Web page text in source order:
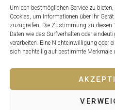
Um den bestmöglichen Service zu
Cookies, um Informationen über Ihr
zuzugreifen. Die Zustimmung zu diesen
Daten wie das Surfverhalten oder
verarbeiten. Eine Nichteinwilligung oder
sich nachteilig auf bestimmte Merkmale
Adresse